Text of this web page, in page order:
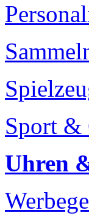
Sport &
Uhren